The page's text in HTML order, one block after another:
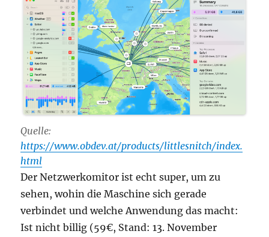
Quelle:
https://www.obdev.at/products/littlesnitch/index.
html
Der Netzwerkomitor ist echt super, um zu
sehen, wohin die Maschine sich gerade
verbindet und welche Anwendung das macht:
Ist nicht billig (59€, Stand: 13. November